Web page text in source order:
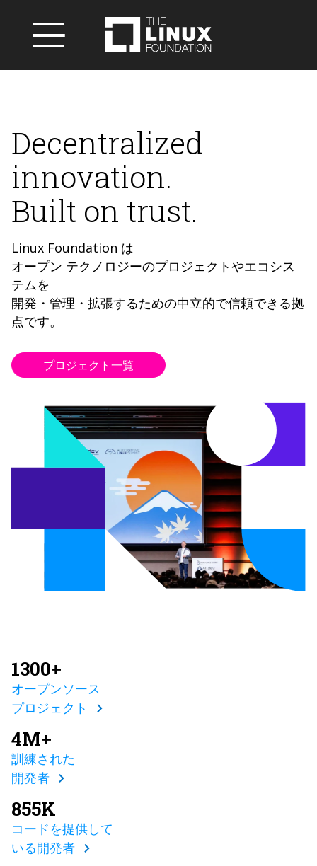
Decentralized
innovation.
Built on trust.
Linux Foundation は
オープン テクノロジーのプロジェクトやエコシス
テムを
開発・管理・拡張するための中立的で信頼できる拠
点です。
プロジェクト一覧
1300+
オープンソース
プロジェクト
4M+
訓練された
開発者
855K
コードを提供して
いる開発者